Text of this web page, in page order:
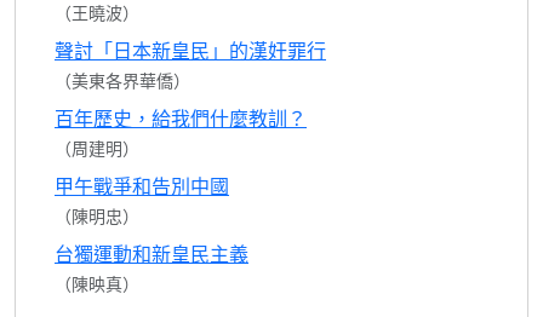
（王曉波）
聲討「日本新皇民」的漢奸罪行
（美東各界華僑）
百年歷史，給我們什麼教訓？
（周建明）
甲午戰爭和告別中國
（陳明忠）
台獨運動和新皇民主義
（陳映真）